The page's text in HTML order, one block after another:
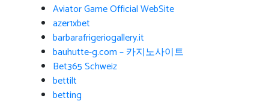
Aviator Game Official WebSite
azer1xbet
barbarafrigeriogallery.it
bauhutte-g.com – 카지노사이트
Bet365 Schweiz
bettilt
betting